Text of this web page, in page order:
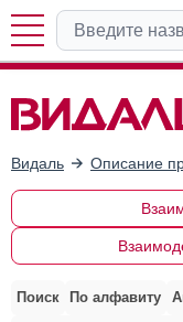
Видаль Описание
Поиск По алфавиту